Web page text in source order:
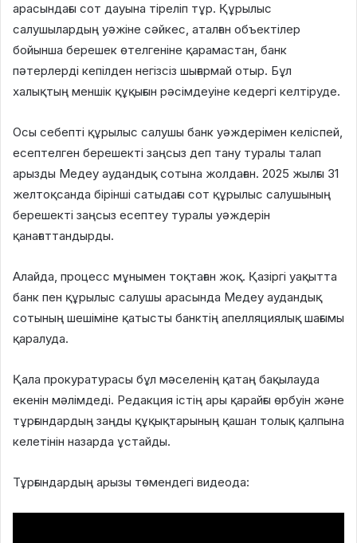
арасындағы сот дауына тіреліп тұр. Құрылыс
салушылардың уәжіне сәйкес, аталған объектілер
бойынша берешек өтелгеніне қарамастан, банк
пәтерлерді кепілден негізсіз шығармай отыр. Бұл
халықтың меншік құқығын рәсімдеуіне кедергі келтіруде.
Осы себепті құрылыс салушы банк уәждерімен келіспей,
есептелген берешекті заңсыз деп тану туралы талап
арызды Медеу аудандық сотына жолдаған. 2025 жылғы 31
желтоқсанда бірінші сатыдағы сот құрылыс салушының
берешекті заңсыз есептеу туралы уәждерін
қанағаттандырды.
Алайда, процесс мұнымен тоқтаған жоқ. Қазіргі уақытта
банк пен құрылыс салушы арасында Медеу аудандық
сотының шешіміне қатысты банктің апелляциялық шағымы
қаралуда.
Қала прокуратурасы бұл мәселенің қатаң бақылауда
екенін мәлімдеді. Редакция істің ары қарайғы өрбуін және
тұрғындардың заңды құқықтарының қашан толық қалпына
келетінін назарда ұстайды.
Тұрғындардың арызы төмендегі видеода: